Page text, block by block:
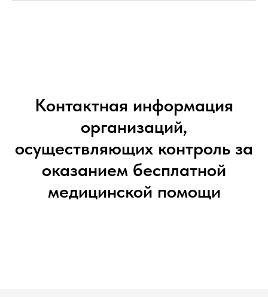
Контактная информация
организаций,
осуществляющих контроль за
оказанием бесплатной
медицинской помощи